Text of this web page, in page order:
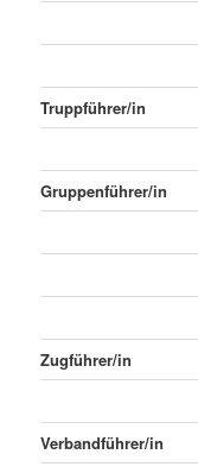
Truppführer/in
Gruppenführer/in
Zugführer/in
Verbandführer/in